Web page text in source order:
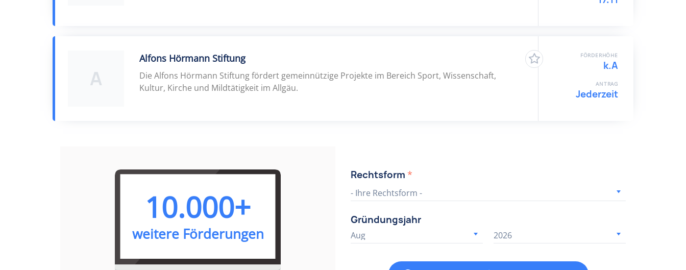
A
Alfons Hörmann Stiftung
Die Alfons Hörmann Stiftung fördert gemeinnützige Projekte im Bereich Sport, Wissenschaft,
Kultur, Kirche und Mildtätigkeit im Allgäu.
FÖRDERHÖHE
k.A
ANTRAG
Jederzeit
10.000+
weitere Förderungen
Rechtsform *
- Ihre Rechtsform -
Gründungsjahr
Aug 2026